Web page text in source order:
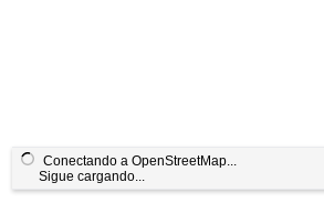
Conectando a OpenStreetMap...
Sigue cargando...